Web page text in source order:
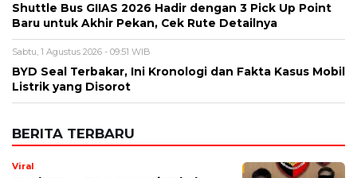
Shuttle Bus GIIAS 2026 Hadir dengan 3 Pick Up Point
Baru untuk Akhir Pekan, Cek Rute Detailnya
Sabtu, 1 Agustus 2026 - 09:51 WIB
BYD Seal Terbakar, Ini Kronologi dan Fakta Kasus Mobil
Listrik yang Disorot
BERITA TERBARU
Viral